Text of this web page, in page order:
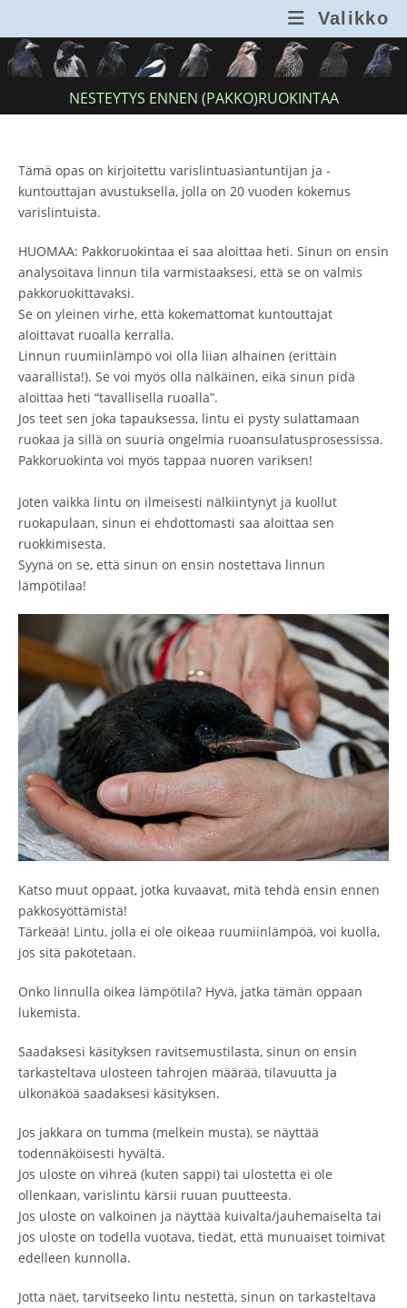
sisältöön
Valikko
NESTEYTYS ENNEN (PAKKO)RUOKINTAA
Tämä opas on kirjoitettu varislintuasiantuntijan ja -
kuntouttajan avustuksella, jolla on 20 vuoden kokemus
varislintuista.
HUOMAA: Pakkoruokintaa ei saa aloittaa heti. Sinun on ensin
analysoitava linnun tila varmistaaksesi, että se on valmis
pakkoruokittavaksi.
Se on yleinen virhe, että kokemattomat kuntouttajat
aloittavat ruoalla kerralla.
Linnun ruumiinlämpö voi olla liian alhainen (erittäin
vaarallista!). Se voi myös olla nälkäinen, eikä sinun pidä
aloittaa heti “tavallisella ruoalla”.
Jos teet sen joka tapauksessa, lintu ei pysty sulattamaan
ruokaa ja sillä on suuria ongelmia ruoansulatusprosessissa.
Pakkoruokinta voi myös tappaa nuoren variksen!
Joten vaikka lintu on ilmeisesti nälkiintynyt ja kuollut
ruokapulaan, sinun ei ehdottomasti saa aloittaa sen
ruokkimisesta.
Syynä on se, että sinun on ensin nostettava linnun
lämpötilaa!
Katso muut oppaat, jotka kuvaavat, mitä tehdä ensin ennen
pakkosyöttämistä!
Tärkeää! Lintu, jolla ei ole oikeaa ruumiinlämpöä, voi kuolla,
jos sitä pakotetaan.
Onko linnulla oikea lämpötila? Hyvä, jatka tämän oppaan
lukemista.
Saadaksesi käsityksen ravitsemustilasta, sinun on ensin
tarkasteltava ulosteen tahrojen määrää, tilavuutta ja
ulkonäköä saadaksesi käsityksen.
Jos jakkara on tumma (melkein musta), se näyttää
todennäköisesti hyvältä.
Jos uloste on vihreä (kuten sappi) tai ulostetta ei ole
ollenkaan, varislintu kärsii ruuan puutteesta.
Jos uloste on valkoinen ja näyttää kuivalta/jauhemaiselta tai
jos uloste on todella vuotava, tiedät, että munuaiset toimivat
edelleen kunnolla.
Jotta näet, tarvitseeko lintu nestettä, sinun on tarkasteltava